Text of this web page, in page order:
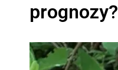
prognozy?